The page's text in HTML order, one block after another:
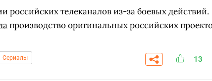
российских телеканалов из-за боевых действий.
производство оригинальных российских
Сериалы 13